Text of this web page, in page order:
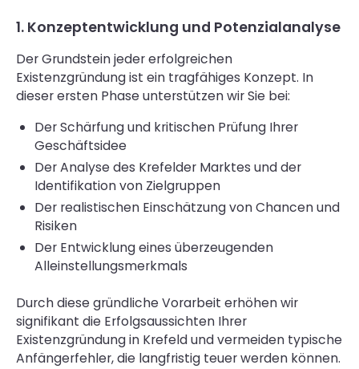
1. Konzeptentwicklung und Potenzialanalyse
Der Grundstein jeder erfolgreichen
Existenzgründung ist ein tragfähiges Konzept. In
dieser ersten Phase unterstützen wir Sie bei:
Der Schärfung und kritischen Prüfung Ihrer
Geschäftsidee
Der Analyse des Krefelder Marktes und der
Identifikation von Zielgruppen
Der realistischen Einschätzung von Chancen und
Risiken
Der Entwicklung eines überzeugenden
Alleinstellungsmerkmals
Durch diese gründliche Vorarbeit erhöhen wir
signifikant die Erfolgsaussichten Ihrer
Existenzgründung in Krefeld und vermeiden typische
Anfängerfehler, die langfristig teuer werden können.